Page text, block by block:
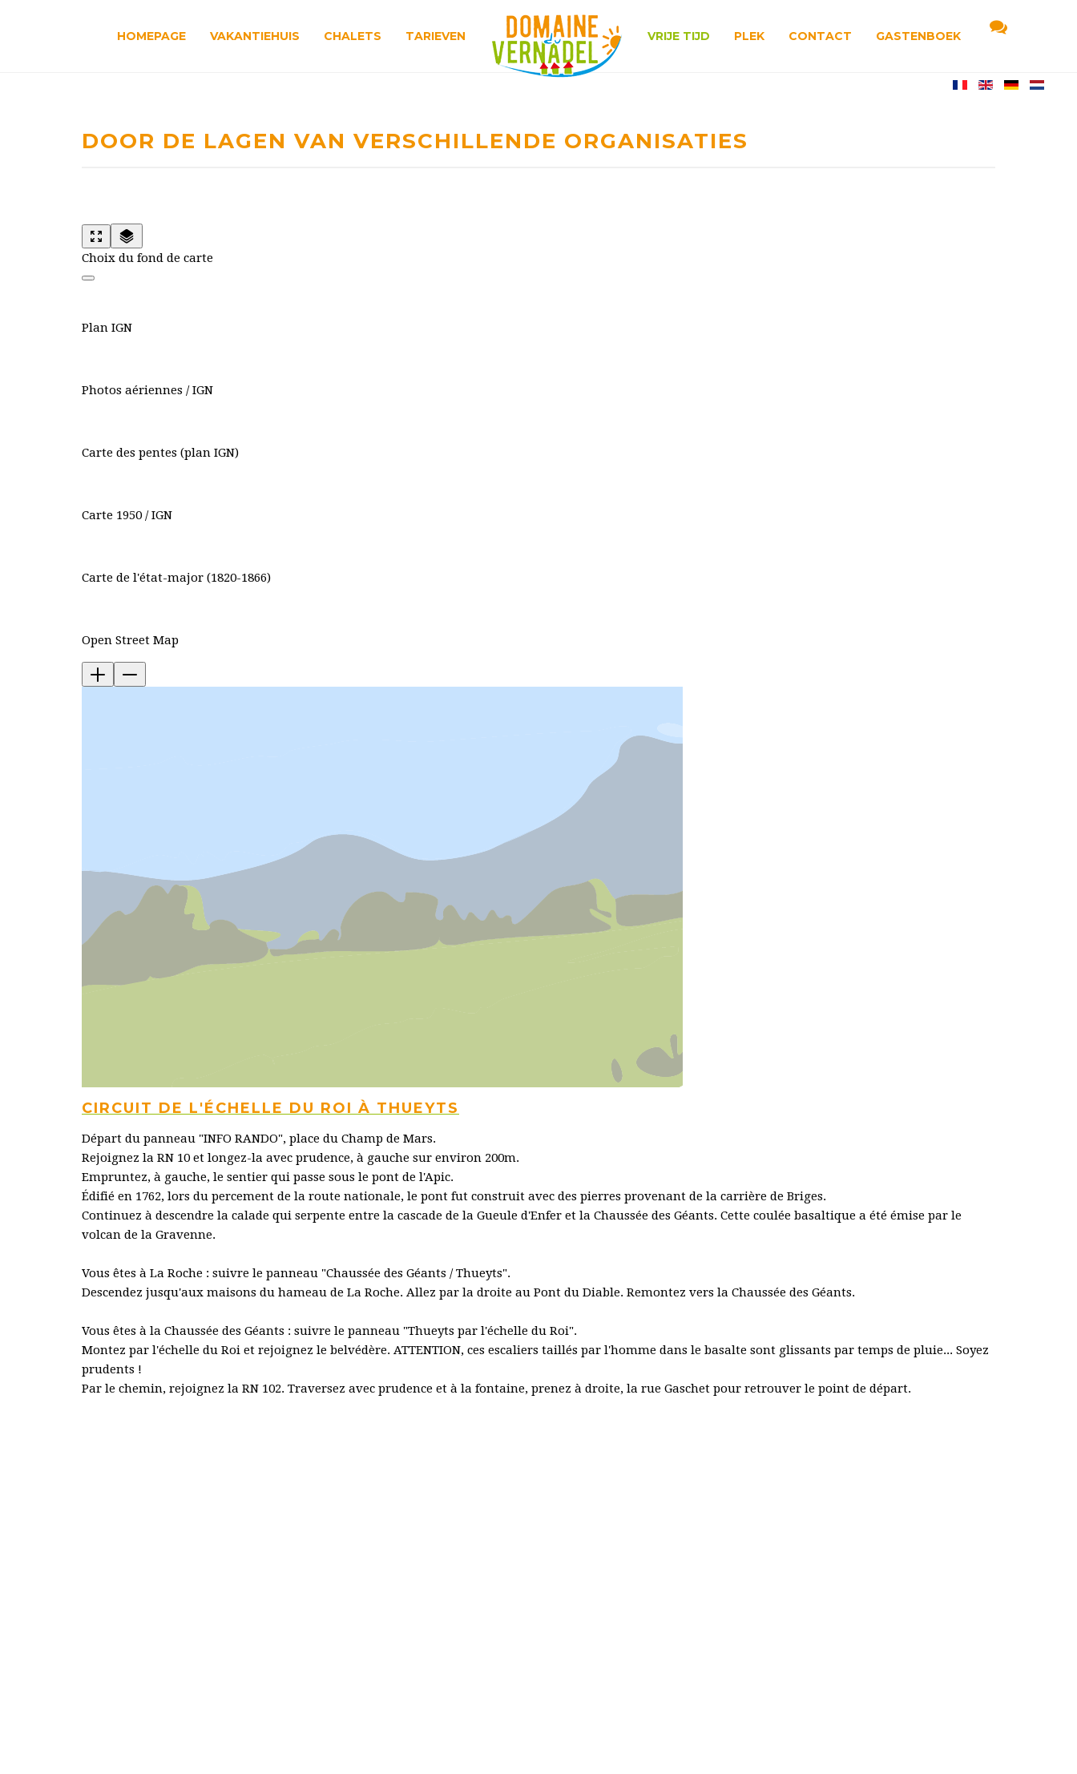
HOMEPAGE VAKANTIEHUIS CHALETS TARIEVEN VRIJE TIJD PLEK CONTACT GASTENBOEK
DOOR DE LAGEN VAN VERSCHILLENDE ORGANISATIES
Choix du fond de carte
Plan IGN
Photos aériennes / IGN
Carte des pentes (plan IGN)
Carte 1950 / IGN
Carte de l'état-major (1820-1866)
Open Street Map
CIRCUIT DE L'ÉCHELLE DU ROI À THUEYTS
Départ du panneau "INFO RANDO", place du Champ de Mars.
Rejoignez la RN 10 et longez-la avec prudence, à gauche sur environ 200m.
Empruntez, à gauche, le sentier qui passe sous le pont de l'Apic.
Édifié en 1762, lors du percement de la route nationale, le pont fut construit avec des pierres provenant de la carrière de Briges.
Continuez à descendre la calade qui serpente entre la cascade de la Gueule d'Enfer et la Chaussée des Géants. Cette coulée basaltique a été émise par le
volcan de la Gravenne.
Vous êtes à La Roche : suivre le panneau "Chaussée des Géants / Thueyts".
Descendez jusqu'aux maisons du hameau de La Roche. Allez par la droite au Pont du Diable. Remontez vers la Chaussée des Géants.
Vous êtes à la Chaussée des Géants : suivre le panneau "Thueyts par l'échelle du Roi".
Montez par l'échelle du Roi et rejoignez le belvédère. ATTENTION, ces escaliers taillés par l'homme dans le basalte sont glissants par temps de pluie... Soyez
prudents !
Par le chemin, rejoignez la RN 102. Traversez avec prudence et à la fontaine, prenez à droite, la rue Gaschet pour retrouver le point de départ.